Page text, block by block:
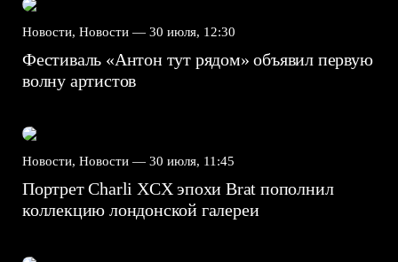
Новости, Новости — 30 июля, 12:30
Фестиваль «Антон тут рядом» объявил первую
волну артистов
Новости, Новости — 30 июля, 11:45
Портрет Charli XCX эпохи Brat пополнил
коллекцию лондонской галереи